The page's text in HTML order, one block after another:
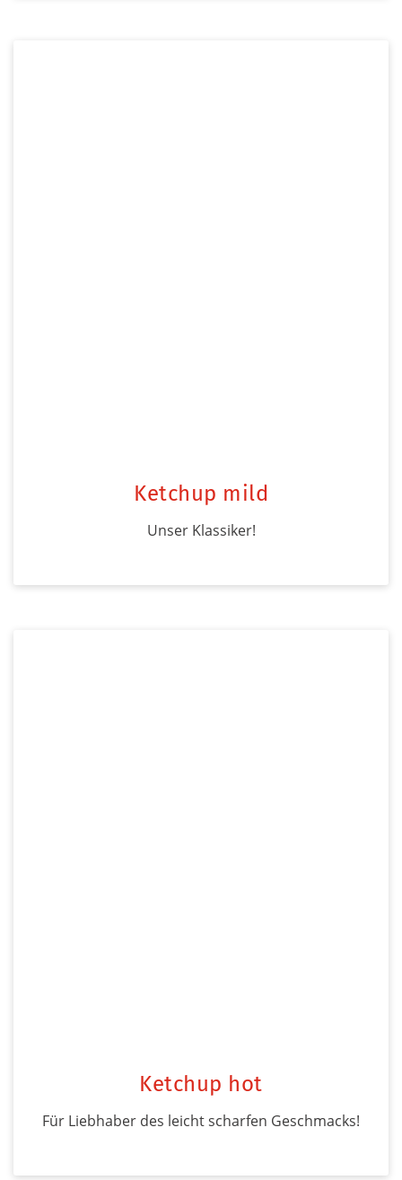
Ketchup mild
Unser Klassiker!
Ketchup hot
Für Liebhaber des leicht scharfen Geschmacks!